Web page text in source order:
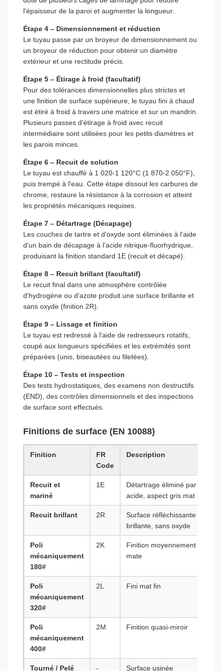
l'épaisseur de la paroi et augmenter la longueur.
Étape 4 – Dimensionnement et réduction
Le tuyau passe par un broyeur de dimensionnement ou
un broyeur de réduction pour obtenir un diamètre
extérieur et une rectitude précis.
Étape 5 – Étirage à froid (facultatif)
Pour des tolérances dimensionnelles plus strictes et
une finition de surface supérieure, le tuyau fini à chaud
est étiré à froid à travers une matrice et sur un mandrin.
Plusieurs passes d'étirage à froid avec recuit
intermédiaire sont utilisées pour les petits diamètres et
les parois minces.
Étape 6 – Recuit de solution
Le tuyau est chauffé à 1 020-1 120°C (1 870-2 050°F),
puis trempé à l'eau. Cette étape dissout les carbures de
chrome, restaure la résistance à la corrosion et atteint
les propriétés mécaniques requises.
Étape 7 – Détartrage (Décapage)
Les couches de tartre et d'oxyde sont éliminées à l'aide
d'un bain de décapage à l'acide nitrique-fluorhydrique,
produisant la finition standard 1E (recuit et décapé).
Étape 8 – Recuit brillant (facultatif)
Le recuit final dans une atmosphère contrôlée
d'hydrogène ou d'azote produit une surface brillante et
sans oxyde (finition 2R).
Étape 9 – Lissage et finition
Le tuyau est redressé à l'aide de redresseurs rotatifs,
coupé aux longueurs spécifiées et les extrémités sont
préparées (unis, biseautées ou filetées).
Étape 10 – Tests et inspection
Des tests hydrostatiques, des examens non destructifs
(END), des contrôles dimensionnels et des inspections
de surface sont effectués.
Finitions de surface (EN 10088)
Finition
FR
Code
Description
Recuit et
mariné
1E
Détartrage éliminé par
acide, aspect gris mat
Recuit brillant 2R
Surface réfléchissante
brillante, sans oxyde
Poli
mécaniquement
180#
2K
Finition moyennement
mate
Poli
mécaniquement
320#
2L Fini mat fin
Poli
mécaniquement
400#
2M Finition quasi-miroir
Tourné / Pelé - Surface usinée